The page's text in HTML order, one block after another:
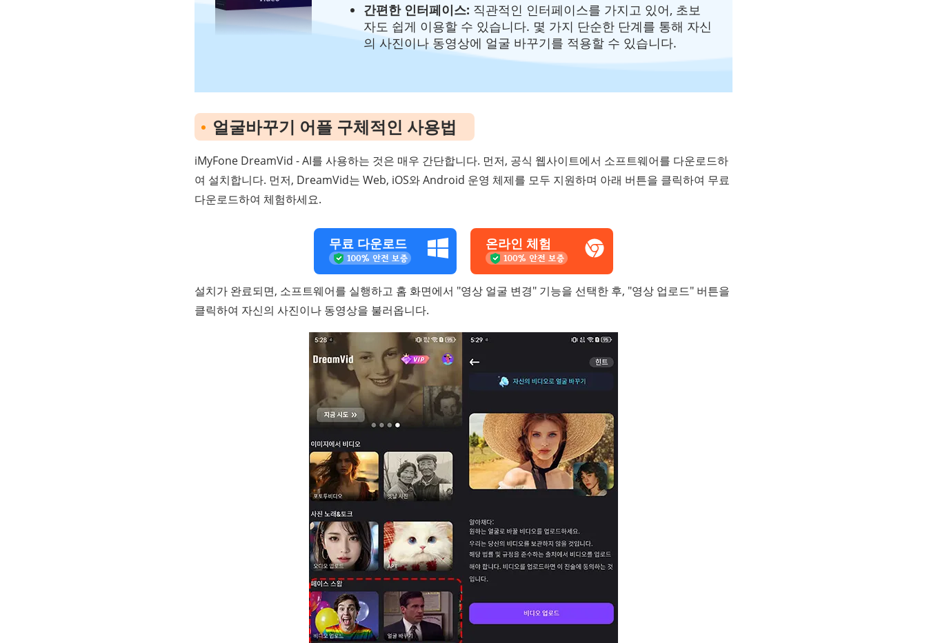
간편한 인터페이스: 직관적인 인터페이스를 가지고 있어, 초보
자도 쉽게 이용할 수 있습니다. 몇 가지 단순한 단계를 통해 자신
의 사진이나 동영상에 얼굴 바꾸기를 적용할 수 있습니다.
얼굴바꾸기 어플 구체적인 사용법
iMyFone DreamVid - AI를 사용하는 것은 매우 간단합니다. 먼저, 공식 웹사이트에서 소프트웨어를 다운로드하
여 설치합니다. 먼저, DreamVid는 Web, iOS와 Android 운영 체제를 모두 지원하며 아래 버튼을 클릭하여 무료
다운로드하여 체험하세요.
무료 다운로드 온라인 체험
설치가 완료되면, 소프트웨어를 실행하고 홈 화면에서 "영상 얼굴 변경" 기능을 선택한 후, "영상 업로드" 버튼을
클릭하여 자신의 사진이나 동영상을 불러옵니다.